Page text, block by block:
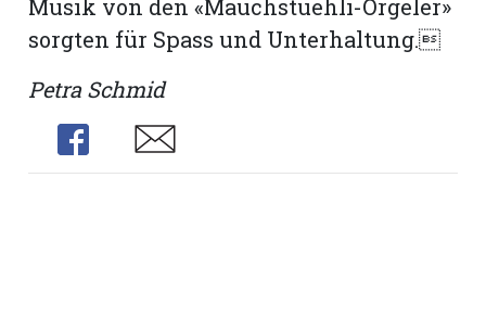
Musik von den «Mäuchstüehli-Örgeler»
sorgten für Spass und Unterhaltung.
Petra Schmid
Share
Share